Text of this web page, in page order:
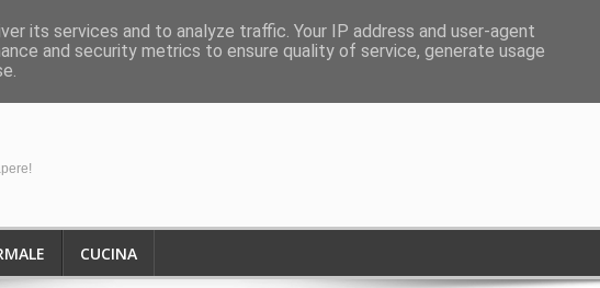
CUCINA
its services and to analyze traffic. Your IP address and user-agent
and security metrics to ensure quality of service, generate usage